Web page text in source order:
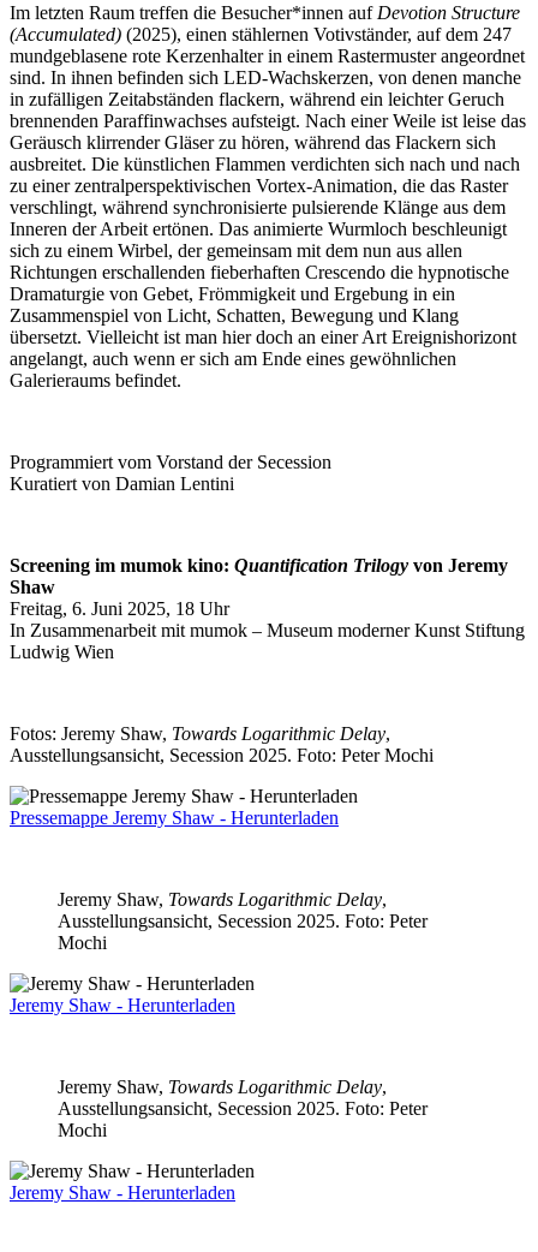
Im letzten Raum treffen die Besucher*innen auf Devotion Structure
(Accumulated) (2025), einen stählernen Votivständer, auf dem 247
mundgeblasene rote Kerzenhalter in einem Rastermuster angeordnet
sind. In ihnen befinden sich LED-Wachskerzen, von denen manche
in zufälligen Zeitabständen flackern, während ein leichter Geruch
brennenden Paraffinwachses aufsteigt. Nach einer Weile ist leise das
Geräusch klirrender Gläser zu hören, während das Flackern sich
ausbreitet. Die künstlichen Flammen verdichten sich nach und nach
zu einer zentralperspektivischen Vortex-Animation, die das Raster
verschlingt, während synchronisierte pulsierende Klänge aus dem
Inneren der Arbeit ertönen. Das animierte Wurmloch beschleunigt
sich zu einem Wirbel, der gemeinsam mit dem nun aus allen
Richtungen erschallenden fieberhaften Crescendo die hypnotische
Dramaturgie von Gebet, Frömmigkeit und Ergebung in ein
Zusammenspiel von Licht, Schatten, Bewegung und Klang
übersetzt. Vielleicht ist man hier doch an einer Art Ereignishorizont
angelangt, auch wenn er sich am Ende eines gewöhnlichen
Galerieraums befindet.
Programmiert vom Vorstand der Secession
Kuratiert von Damian Lentini
Screening im mumok kino: Quantification Trilogy von Jeremy
Shaw
Freitag, 6. Juni 2025, 18 Uhr
In Zusammenarbeit mit mumok – Museum moderner Kunst Stiftung
Ludwig Wien
Fotos: Jeremy Shaw, Towards Logarithmic Delay,
Ausstellungsansicht, Secession 2025. Foto: Peter Mochi
Pressemappe Jeremy Shaw - Herunterladen
Jeremy Shaw, Towards Logarithmic Delay,
Ausstellungsansicht, Secession 2025. Foto: Peter
Mochi
Jeremy Shaw - Herunterladen
Jeremy Shaw, Towards Logarithmic Delay,
Ausstellungsansicht, Secession 2025. Foto: Peter
Mochi
Jeremy Shaw - Herunterladen